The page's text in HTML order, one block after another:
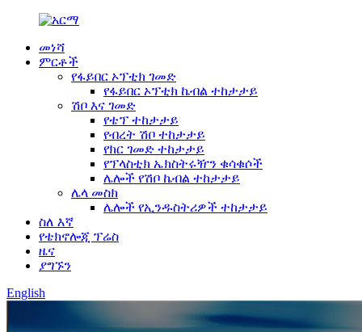
መነሻ
ምርቶች
የፋይበር ኦፕቲክ ገመድ
የፋይበር ኦፕቲክ ኬብል ተከታታይ
ሽቦ እና ገመድ
የቴፕ ተከታታይ
የብረት ሽቦ ተከታታይ
የክር ገመድ ተከታታይ
የፕላስቲክ ኤክስትሩዥን ቁሳቁሶች
ሌሎች የሽቦ ኬብል ተከታታይ
ሌላ መስክ
ሌሎች የኢንዱስትሪዎች ተከታታይ
ስለ እኛ
የቴክኖሎጂ ፕሬስ
ዜና
ያግኙን
English